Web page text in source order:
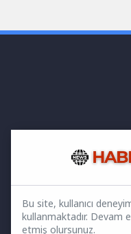
Bu site, kullanıcı
kullanmaktadır. Devam
etmiş olursunuz.